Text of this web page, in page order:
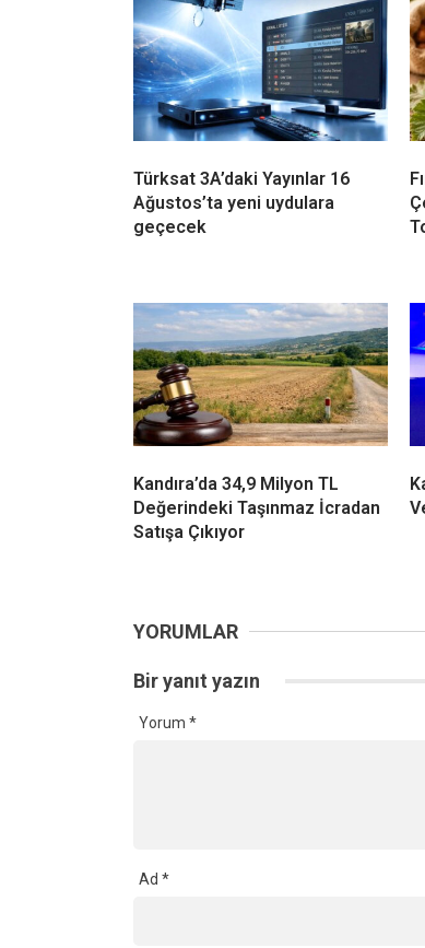
Kandıra’da 34,9 Milyon TL
Değerindeki Taşınmaz İcradan
Satışa Çıkıyor
YORUMLAR
Bir yanıt yazın
Yorum*
Fındık Rekoltesinde